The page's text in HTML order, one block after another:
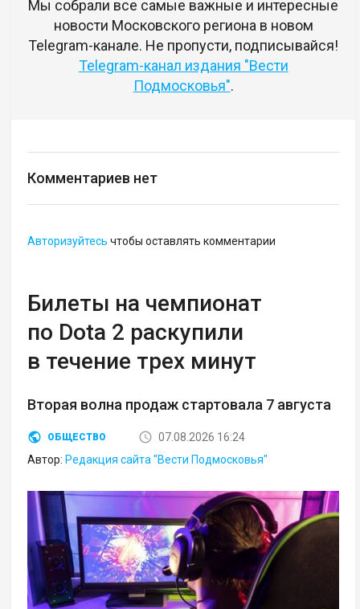
Мы собрали все самые важные и интересные
новости Московского региона в новом
Telegram-канале. Не пропусти, подписывайся!
Telegram-канал издания "Вести
Подмосковья".
Комментариев нет
Авторизуйтесь чтобы оставлять комментарии
Билеты на чемпионат
по Dota 2 раскупили
в течение трех минут
Вторая волна продаж стартовала 7 августа
ОБЩЕСТВО
07.08.2026 16:24
Автор: Редакция сайта "Вести Подмосковья"